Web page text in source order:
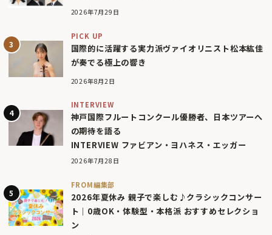
2026年7月29日
PICK UP
国際的に活躍する実力派ヴァイオリニスト松本紘佳
が奏でる極上の響き
2026年8月2日
INTERVIEW
神戸国際フルートコンクール優勝者、日本ツアーへ
の期待を語る
INTERVIEW ファビアン・ヨハネス・エッガー
2026年7月28日
FROM編集部
2026年夏休み 親子で楽しむ♪クラシックコンサー
ト｜0歳OK・体験型・本格派 おすすめセレクショ
ン